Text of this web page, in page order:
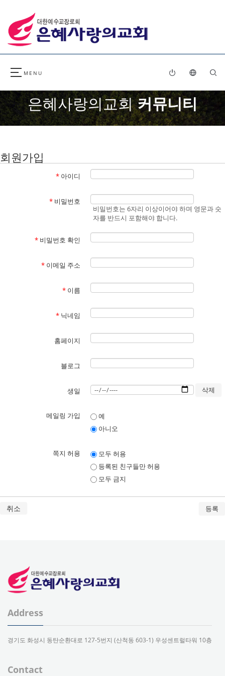
은혜사랑의교회커뮤니티
회원가입
* 아이디
* 비밀번호
비밀번호는 6자리 이상이어야 하며 영문과 숫
자를 반드시 포함해야 합니다.
* 비밀번호 확인
* 이메일 주소
* 이름
* 닉네임
홈페이지
블로그
생일
메일링 가입
예
아니오
쪽지 허용
모두 허용
등록된 친구들만 허용
모두 금지
취소
Address
경기도 화성시 동탄순환대로 127-5번지 (산척동 603-1) 우성센트럴타워 10층
Contact